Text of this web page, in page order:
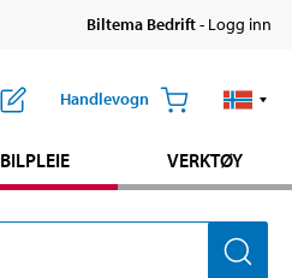
Biltema Bedrift- Logg inn
Handlevogn
BILPLEIE VERKTØY